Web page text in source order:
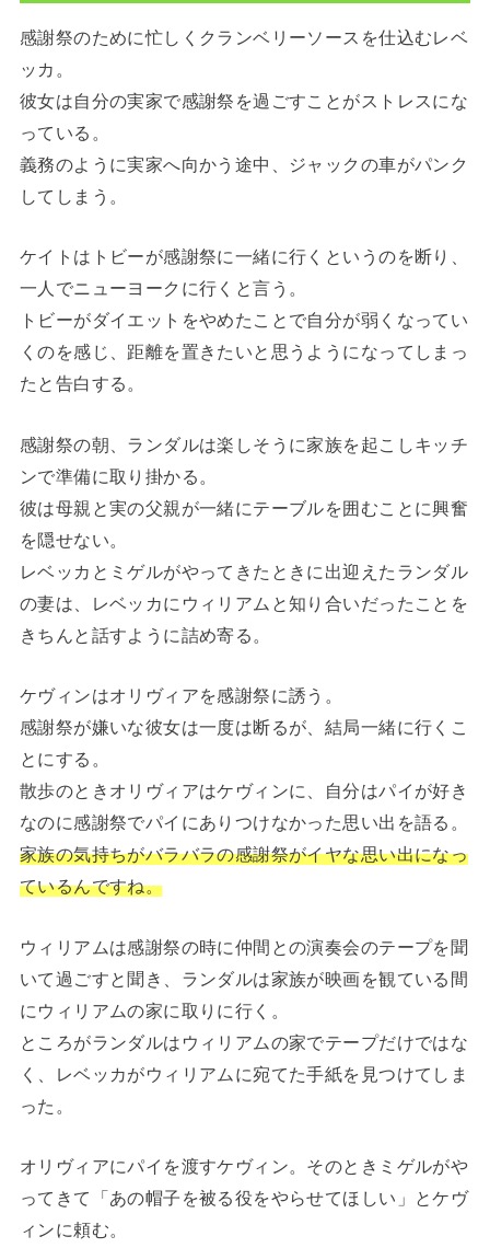
感謝祭のために忙しくクランベリーソースを仕込むレベ
ッカ。
彼女は自分の実家で感謝祭を過ごすことがストレスにな
っている。
義務のように実家へ向かう途中、ジャックの車がパンク
してしまう。
ケイトはトビーが感謝祭に一緒に行くというのを断り、
一人でニューヨークに行くと言う。
トビーがダイエットをやめたことで自分が弱くなってい
くのを感じ、距離を置きたいと思うようになってしまっ
たと告白する。
感謝祭の朝、ランダルは楽しそうに家族を起こしキッチ
ンで準備に取り掛かる。
彼は母親と実の父親が一緒にテーブルを囲むことに興奮
を隠せない。
レベッカとミゲルがやってきたときに出迎えたランダル
の妻は、レベッカにウィリアムと知り合いだったことを
きちんと話すように詰め寄る。
ケヴィンはオリヴィアを感謝祭に誘う。
感謝祭が嫌いな彼女は一度は断るが、結局一緒に行くこ
とにする。
散歩のときオリヴィアはケヴィンに、自分はパイが好き
なのに感謝祭でパイにありつけなかった思い出を語る。
家族の気持ちがバラバラの感謝祭がイヤな思い出になっ
ているんですね。
ウィリアムは感謝祭の時に仲間との演奏会のテープを聞
いて過ごすと聞き、ランダルは家族が映画を観ている間
にウィリアムの家に取りに行く。
ところがランダルはウィリアムの家でテープだけではな
く、レベッカがウィリアムに宛てた手紙を見つけてしま
った。
オリヴィアにパイを渡すケヴィン。そのときミゲルがや
ってきて「あの帽子を被る役をやらせてほしい」とケヴ
ィンに頼む。